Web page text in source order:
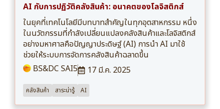
AI กับการปฏิวัติคลังสินค้า: อนาคตของโลจิสติกส์
ในยุคที่เทคโนโลยีมีบทบาทสำคัญในทุกอุตสาหกรรม หนึ่ง
ในนวัตกรรมที่กำลังเปลี่ยนแปลงคลังสินค้าและโลจิสติกส์
อย่างมหาศาลคือปัญญาประดิษฐ์ (AI) การนำ AI มาใช้
ช่วยให้ระบบการจัดการคลังสินค้าฉลาดขึ้น
BS&DC SAI5
17 มี.ค. 2025
คลังสินค้า สาระน่ารู้ AI